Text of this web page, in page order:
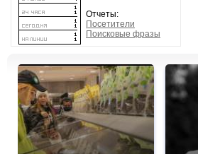
Отчеты:
Посетители
Поисковые фразы